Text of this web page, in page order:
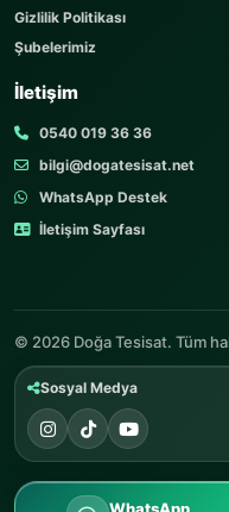
KONU
Gönderilen soru onay
Gizlilik Politikası
Şubelerimiz
İletişim
0540 019 36 36
bilgi@dogatesisat.net
WhatsApp Destek
İletişim Sayfası
© 2026 Doğa Tesisat. Tüm
Sosyal Medya